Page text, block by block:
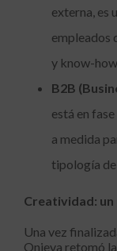
externa, es
empleados
y know-
B2B
está en
a medida
tipología
Creatividad:
Una vez
Onieva retomó